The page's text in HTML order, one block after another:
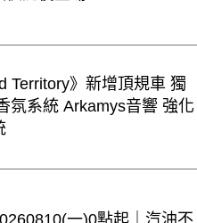
Territory》新增頂規車 獨
音響 強化
一)0點起｜汽油不